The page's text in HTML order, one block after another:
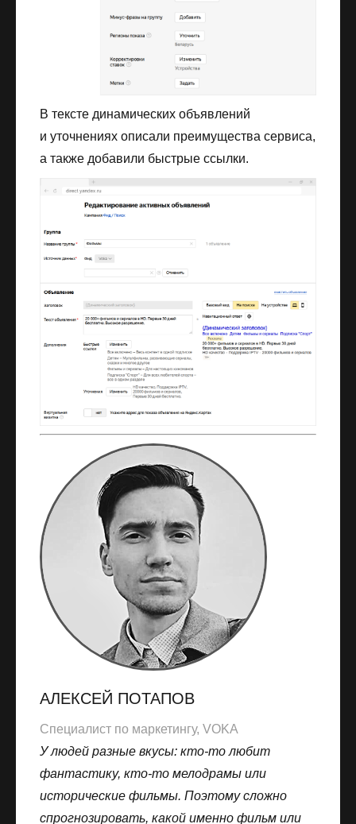
В тексте динамических объявлений
и уточнениях описали преимущества сервиса,
а также добавили быстрые ссылки.
АЛЕКСЕЙ ПОТАПОВ
Специалист по маркетингу, VOKA
У людей разные вкусы: кто-то любит
фантастику, кто-то мелодрамы или
исторические фильмы. Поэтому сложно
спрогнозировать, какой именно фильм или